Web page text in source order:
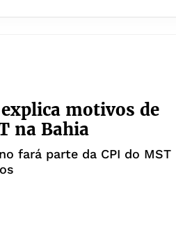
motivos de
na Bahia
fará parte da CPI do MST